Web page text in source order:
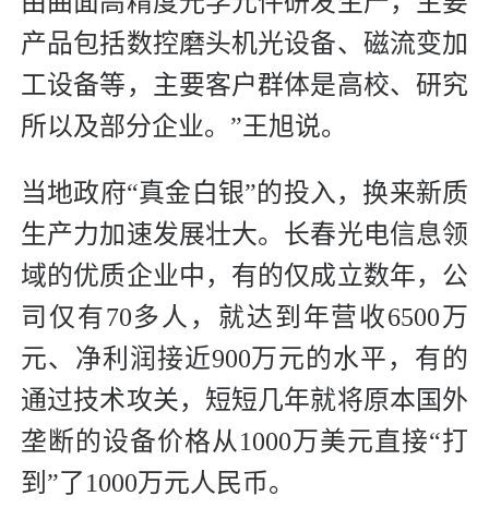
产品包括数控磨头机光设备、磁流变加
工设备等，主要客户群体是高校、研究
所以及部分企业。”王旭说。
当地政府“真金白银”的投入，换来新质
生产力加速发展壮大。长春光电信息领
域的优质企业中，有的仅成立数年，公
司仅有70多人，就达到年营收6500万
元、净利润接近900万元的水平，有的
通过技术攻关，短短几年就将原本国外
垄断的设备价格从1000万美元直接“打
到”了1000万元人民币。